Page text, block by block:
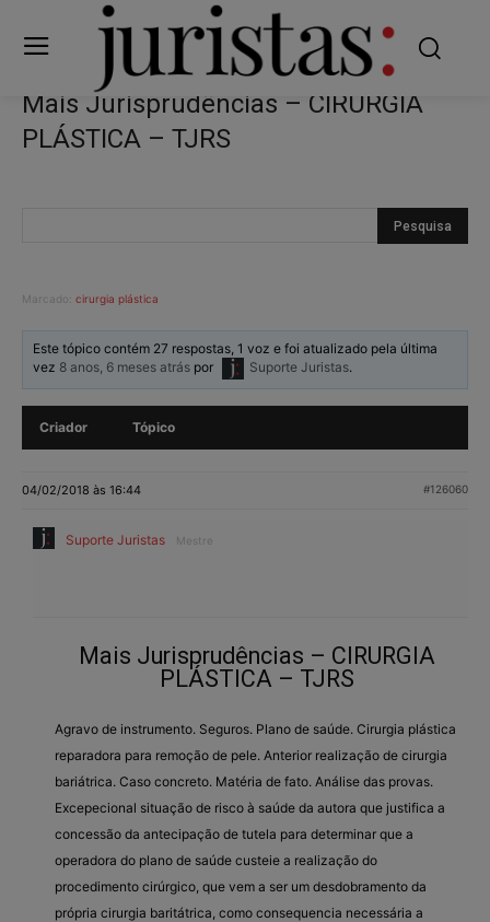
Mais Jurisprudências – CIRURGIA
PLÁSTICA – TJRS
Marcado: cirurgia plástica
Este tópico contém 27 respostas, 1 voz e foi atualizado pela última
vez 8 anos, 6 meses atrás por Suporte Juristas.
Criador Tópico
04/02/2018 às 16:44 #126060
Suporte Juristas Mestre
Mais Jurisprudências – CIRURGIA
PLÁSTICA – TJRS
Agravo de instrumento. Seguros. Plano de saúde. Cirurgia plástica
reparadora para remoção de pele. Anterior realização de cirurgia
bariátrica. Caso concreto. Matéria de fato. Análise das provas.
Excepecional situação de risco à saúde da autora que justifica a
concessão da antecipação de tutela para determinar que a
operadora do plano de saúde custeie a realização do
procedimento cirúrgico, que vem a ser um desdobramento da
própria cirurgia baritátrica, como consequencia necessária a